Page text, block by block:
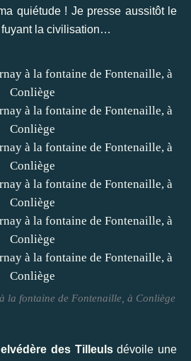
quiétude ! Je presse aussitôt le
fuyant la civilisation…
la fontaine de Fontenaille, à Conliège
des Tilleulsdévoile une